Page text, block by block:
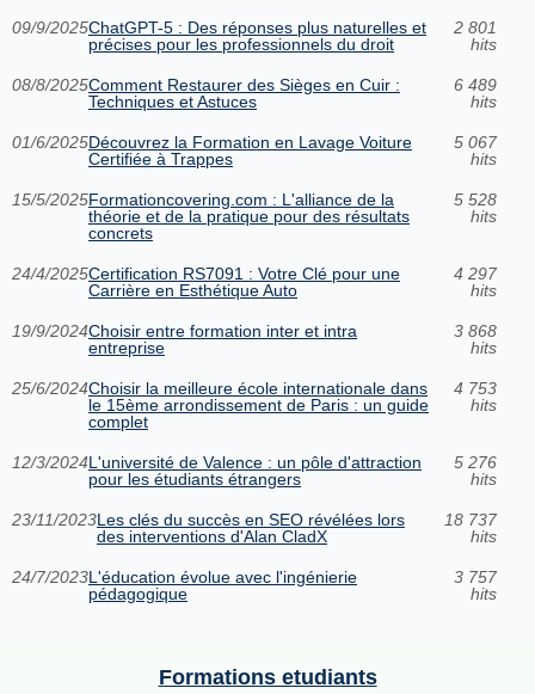
09/9/2025ChatGPT-5 : Des réponses plus naturelles et
précises pour les professionnels du droit
2 801
hits
08/8/2025Comment Restaurer des Sièges en Cuir :
Techniques et Astuces
6 489
hits
01/6/2025Découvrez la Formation en Lavage Voiture
Certifiée à Trappes
5 067
hits
15/5/2025Formationcovering.com : L'alliance de la
théorie et de la pratique pour des résultats
concrets
5 528
hits
24/4/2025Certification RS7091 : Votre Clé pour une
Carrière en Esthétique Auto
4 297
hits
19/9/2024Choisir entre formation inter et intra
entreprise
3 868
hits
25/6/2024Choisir la meilleure école internationale dans
le 15ème arrondissement de Paris : un guide
complet
4 753
hits
12/3/2024L'université de Valence : un pôle d'attraction
pour les étudiants étrangers
5 276
hits
23/11/2023Les clés du succès en SEO révélées lors
des interventions d'Alan CladX
18 737
hits
24/7/2023L'éducation évolue avec l'ingénierie
pédagogique
3 757
hits
Formations etudiants